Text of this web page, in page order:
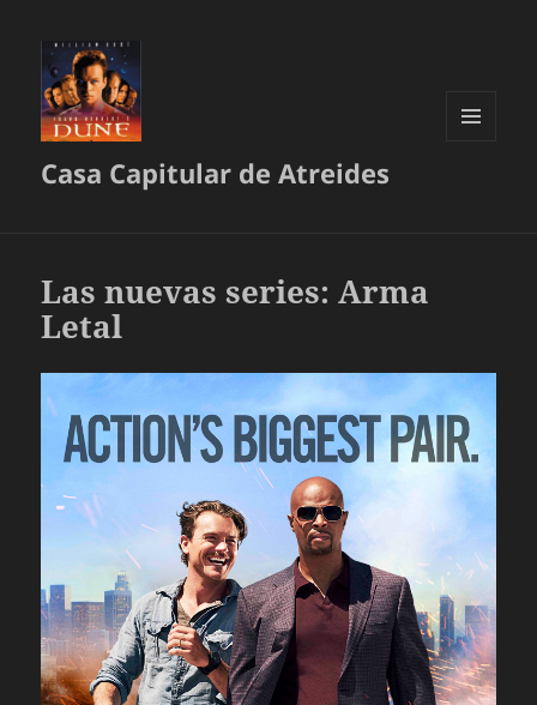
Casa Capitular de Atreides
Las nuevas series: Arma
Letal